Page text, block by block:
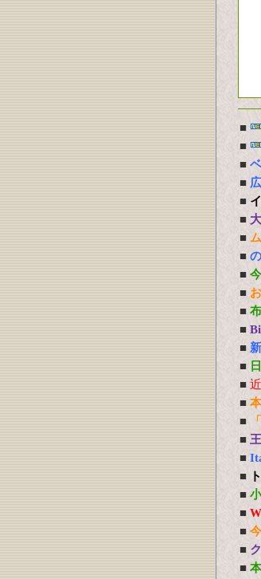
■
■
■
■
■
■
■
■
■
■
■
■
■
■
■
■
■
■
■
■
■
■
■
■
■